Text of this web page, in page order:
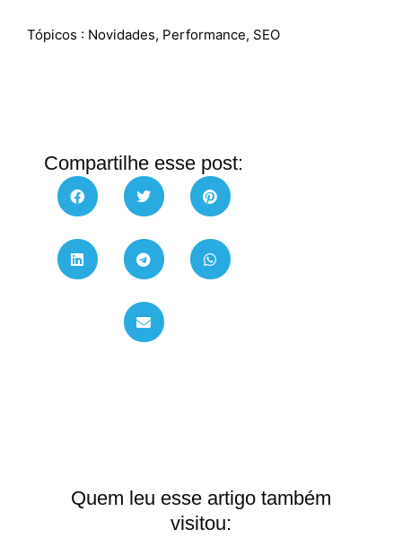
Tópicos : Novidades, Performance, SEO
Compartilhe esse post:
Quem leu esse artigo também
visitou: